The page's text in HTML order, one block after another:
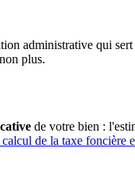
administrative qui
plus.
de votre bien :
de la taxe foncière